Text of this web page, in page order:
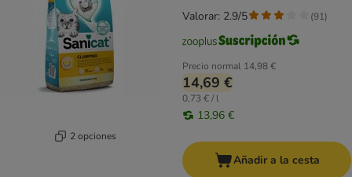
2 opciones
Precio normal 14,98 €
14,69 €
0,73 € / l
13,96 €
Valorar: 2.9/5 (91)
Añadir a la cesta